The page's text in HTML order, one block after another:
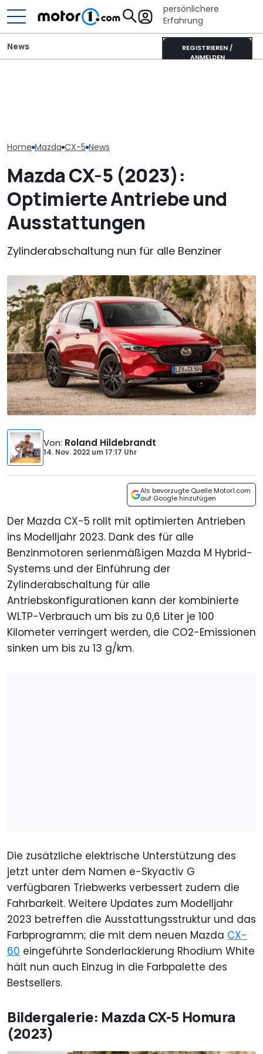
persönlichere
Erfahrung
REGISTRIEREN /
ANMELDEN
News
Home Mazda CX-5 News
Mazda CX-5 (2023):
Optimierte Antriebe und
Ausstattungen
Zylinderabschaltung nun für alle Benziner
Von: Roland Hildebrandt
14. Nov. 2022 um17:17 Uhr
Als bevorzugte Quelle Motor1.com
auf Google hinzufügen
Der Mazda CX-5 rollt mit optimierten Antrieben
ins Modelljahr 2023. Dank des für alle
Benzinmotoren serienmäßigen Mazda M Hybrid-
Systems und der Einführung der
Zylinderabschaltung für alle
Antriebskonfigurationen kann der kombinierte
WLTP-Verbrauch um bis zu 0,6 Liter je 100
Kilometer verringert werden, die CO2-Emissionen
sinken um bis zu 13 g/km.
Die zusätzliche elektrische Unterstützung des
jetzt unter dem Namen e-Skyactiv G
verfügbaren Triebwerks verbessert zudem die
Fahrbarkeit. Weitere Updates zum Modelljahr
2023 betreffen die Ausstattungsstruktur und das
Farbprogramm; die mit dem neuen Mazda CX-
60 eingeführte Sonderlackierung Rhodium White
hält nun auch Einzug in die Farbpalette des
Bestsellers.
Bildergalerie: Mazda CX-5 Homura
(2023)